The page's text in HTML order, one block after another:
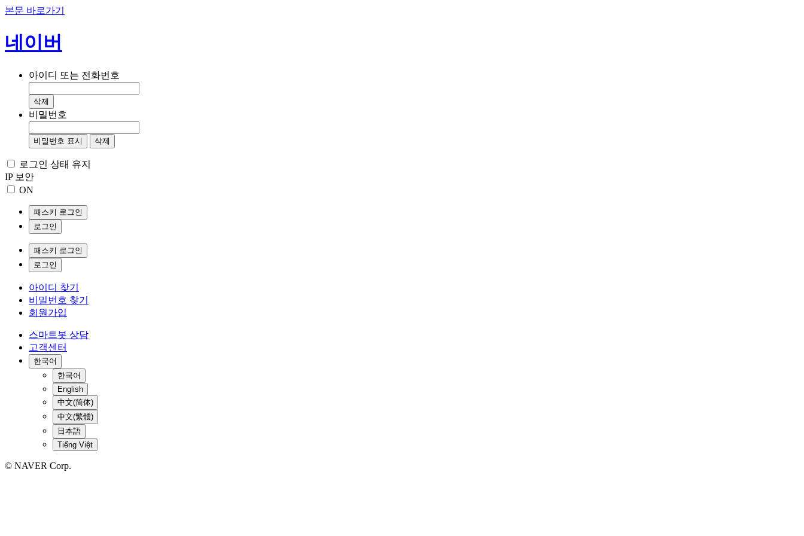
본문 바로가기
네이버
아이디 또는 전화번호
삭제
비밀번호
비밀번호 표시 삭제
로그인 상태 유지
IP 보안
ON
패스키 로그인
로그인
패스키 로그인
로그인
아이디 찾기
비밀번호 찾기
회원가입
스마트봇 상담
고객센터
한국어
한국어
English
中文(简体)
中文(繁體)
日本語
Tiếng Việt
© NAVER Corp.